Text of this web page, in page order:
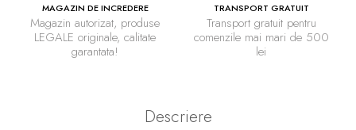
MAGAZIN DE INCREDERE
Magazin autorizat, produse
LEGALE originale, calitate
garantata!
TRANSPORT GRATUIT
Transport gratuit pentru
comenzile mai mari de 500
lei
Descriere